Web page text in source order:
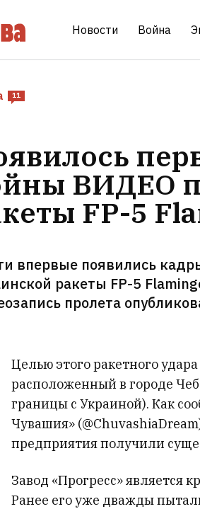
Новости Война
11
ВИДЕО
FP-5
впервые появились
ракеты FP-5
пролета
Целью этого ракетного удара
расположенный в городе
границы с Украиной). Как
Чувашия»
предприятия получили
Завод «Прогресс» является
Ранее его уже дважды